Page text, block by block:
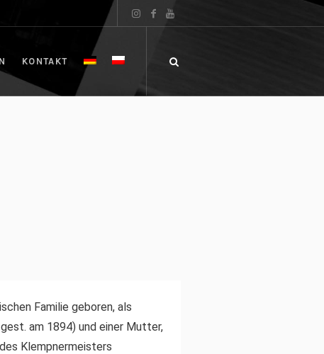
KONTAKT
Familie geboren, als
am 1894) und einer Mutter,
Klempnermeisters